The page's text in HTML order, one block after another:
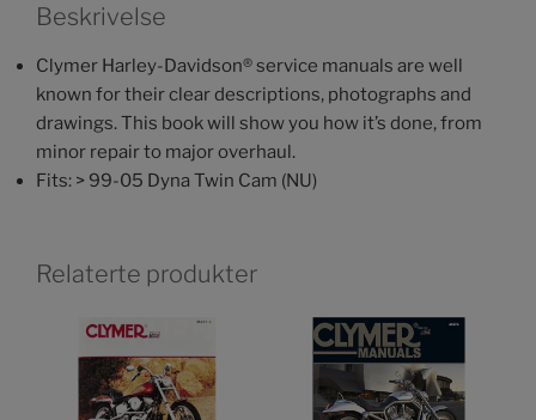
Beskrivelse
Clymer Harley-Davidson® service manuals are well
known for their clear descriptions, photographs and
drawings. This book will show you how it’s done, from
minor repair to major overhaul.
Fits: > 99-05 Dyna Twin Cam (NU)
Relaterte produkter